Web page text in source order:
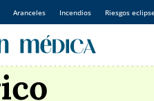
Aranceles Incendios Riesgos